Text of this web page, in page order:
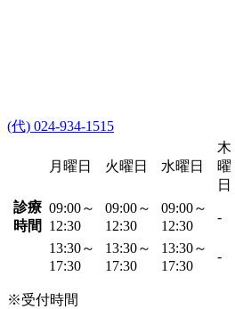
(代) 024-934-1515
月曜日 火曜日 水曜日
木
曜
日
診療
時間
09:00～
12:30
09:00～
12:30
09:00～
12:30
-
13:30～
17:30
13:30～
17:30
13:30～
17:30
-
※受付時間